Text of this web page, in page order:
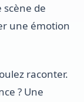
scène de
une émotion
raconter.
? Une